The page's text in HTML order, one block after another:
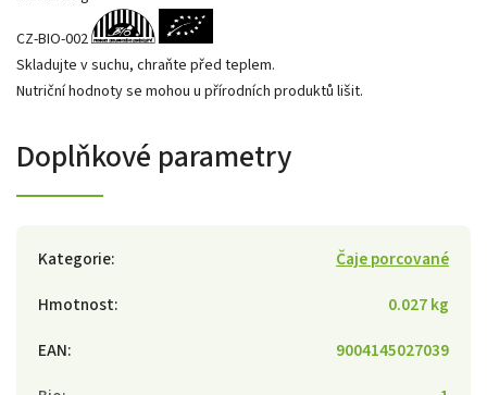
CZ-BIO-002
Skladujte v suchu, chraňte před teplem.
Nutriční hodnoty se mohou u přírodních produktů lišit.
Doplňkové parametry
Kategorie:
Čaje porcované
Hmotnost:
0.027 kg
EAN:
9004145027039